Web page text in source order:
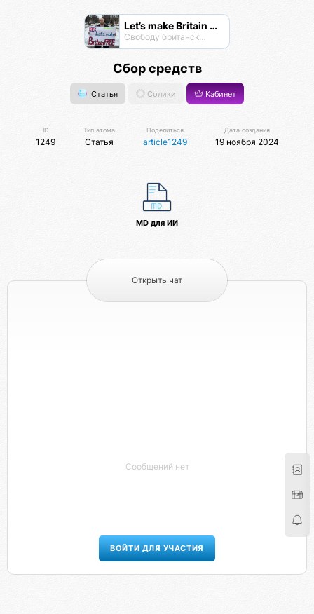
Let’s make Britain FREE!
Свободу британскому народу! #letsmakebritainfree #lmbf
Сбор средств
Статья Солики Кабинет
ID
1249
Тип атома
Статья
Поделиться
article1249
Дата создания
19 ноября 2024
MD для ИИ
Открыть чат
Сообщений нет
ВОЙТИ ДЛЯ УЧАСТИЯ